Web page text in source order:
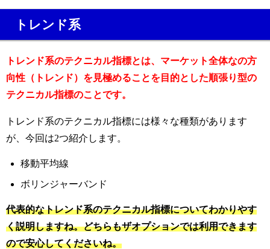
トレンド系
トレンド系のテクニカル指標とは、マーケット全体なの方
向性（トレンド）を見極めることを目的とした順張り型の
テクニカル指標のことです。
トレンド系のテクニカル指標には様々な種類があります
が、今回は2つ紹介します。
移動平均線
ボリンジャーバンド
代表的なトレンド系のテクニカル指標についてわかりやす
く説明しますね。どちらもザオプションでは利用できます
ので安心してくださいね。